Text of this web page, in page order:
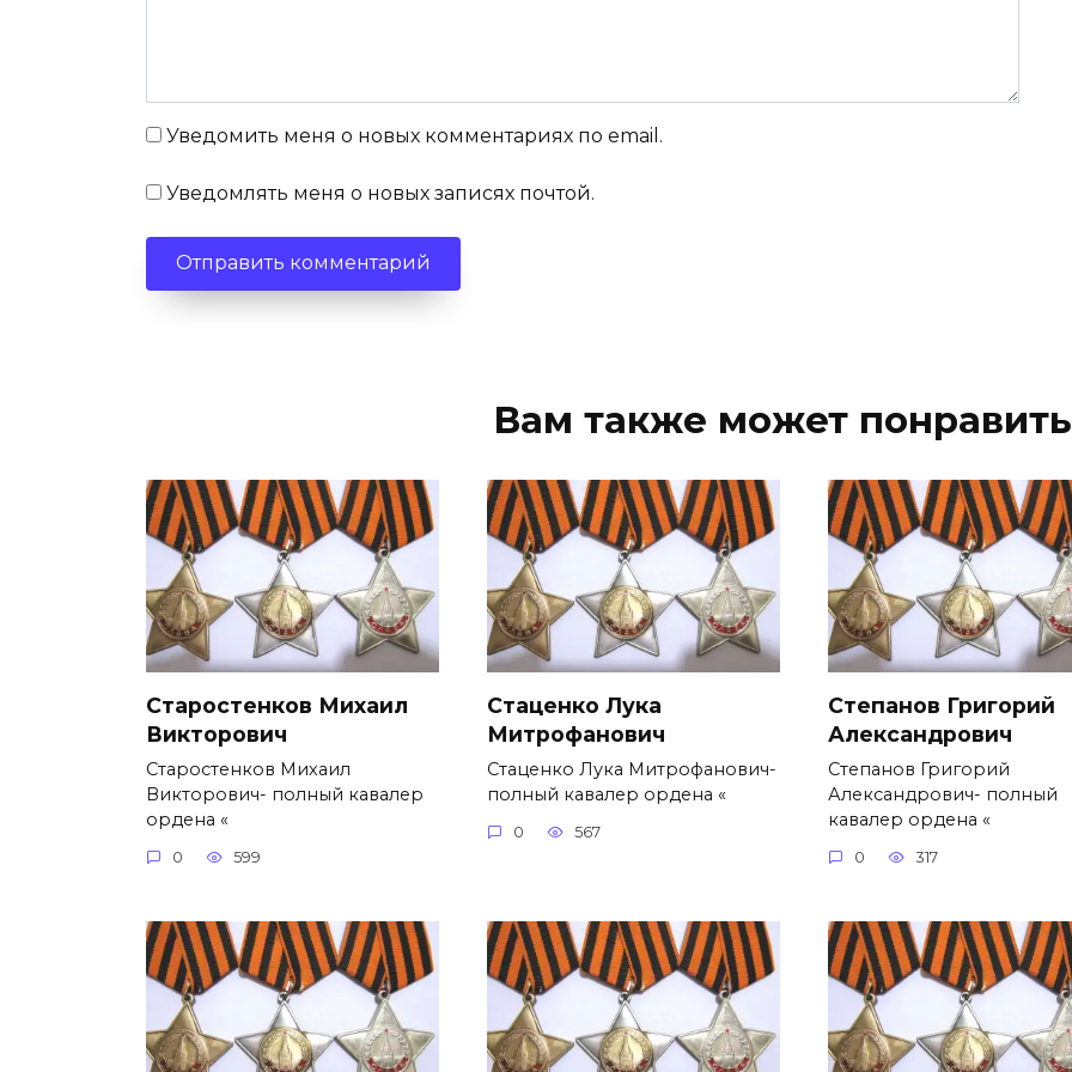
Уведомить меня о новых комментариях по email.
Уведомлять меня о новых записях почтой.
Вам также может
Старостенков Михаил
Викторович
Старостенков Михаил
Викторович- полный кавалер
ордена «
0 599
Стаценко Лука
Митрофанович
Стаценко Лука Митрофанович-
полный кавалер ордена «
0 567
Степанов Григорий
Александро­вич
Степанов Григорий
Александро­вич- полный
кавалер ордена «
0 317